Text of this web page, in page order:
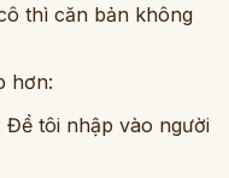
thì căn bản không
hơn:
Để tôi nhập vào người